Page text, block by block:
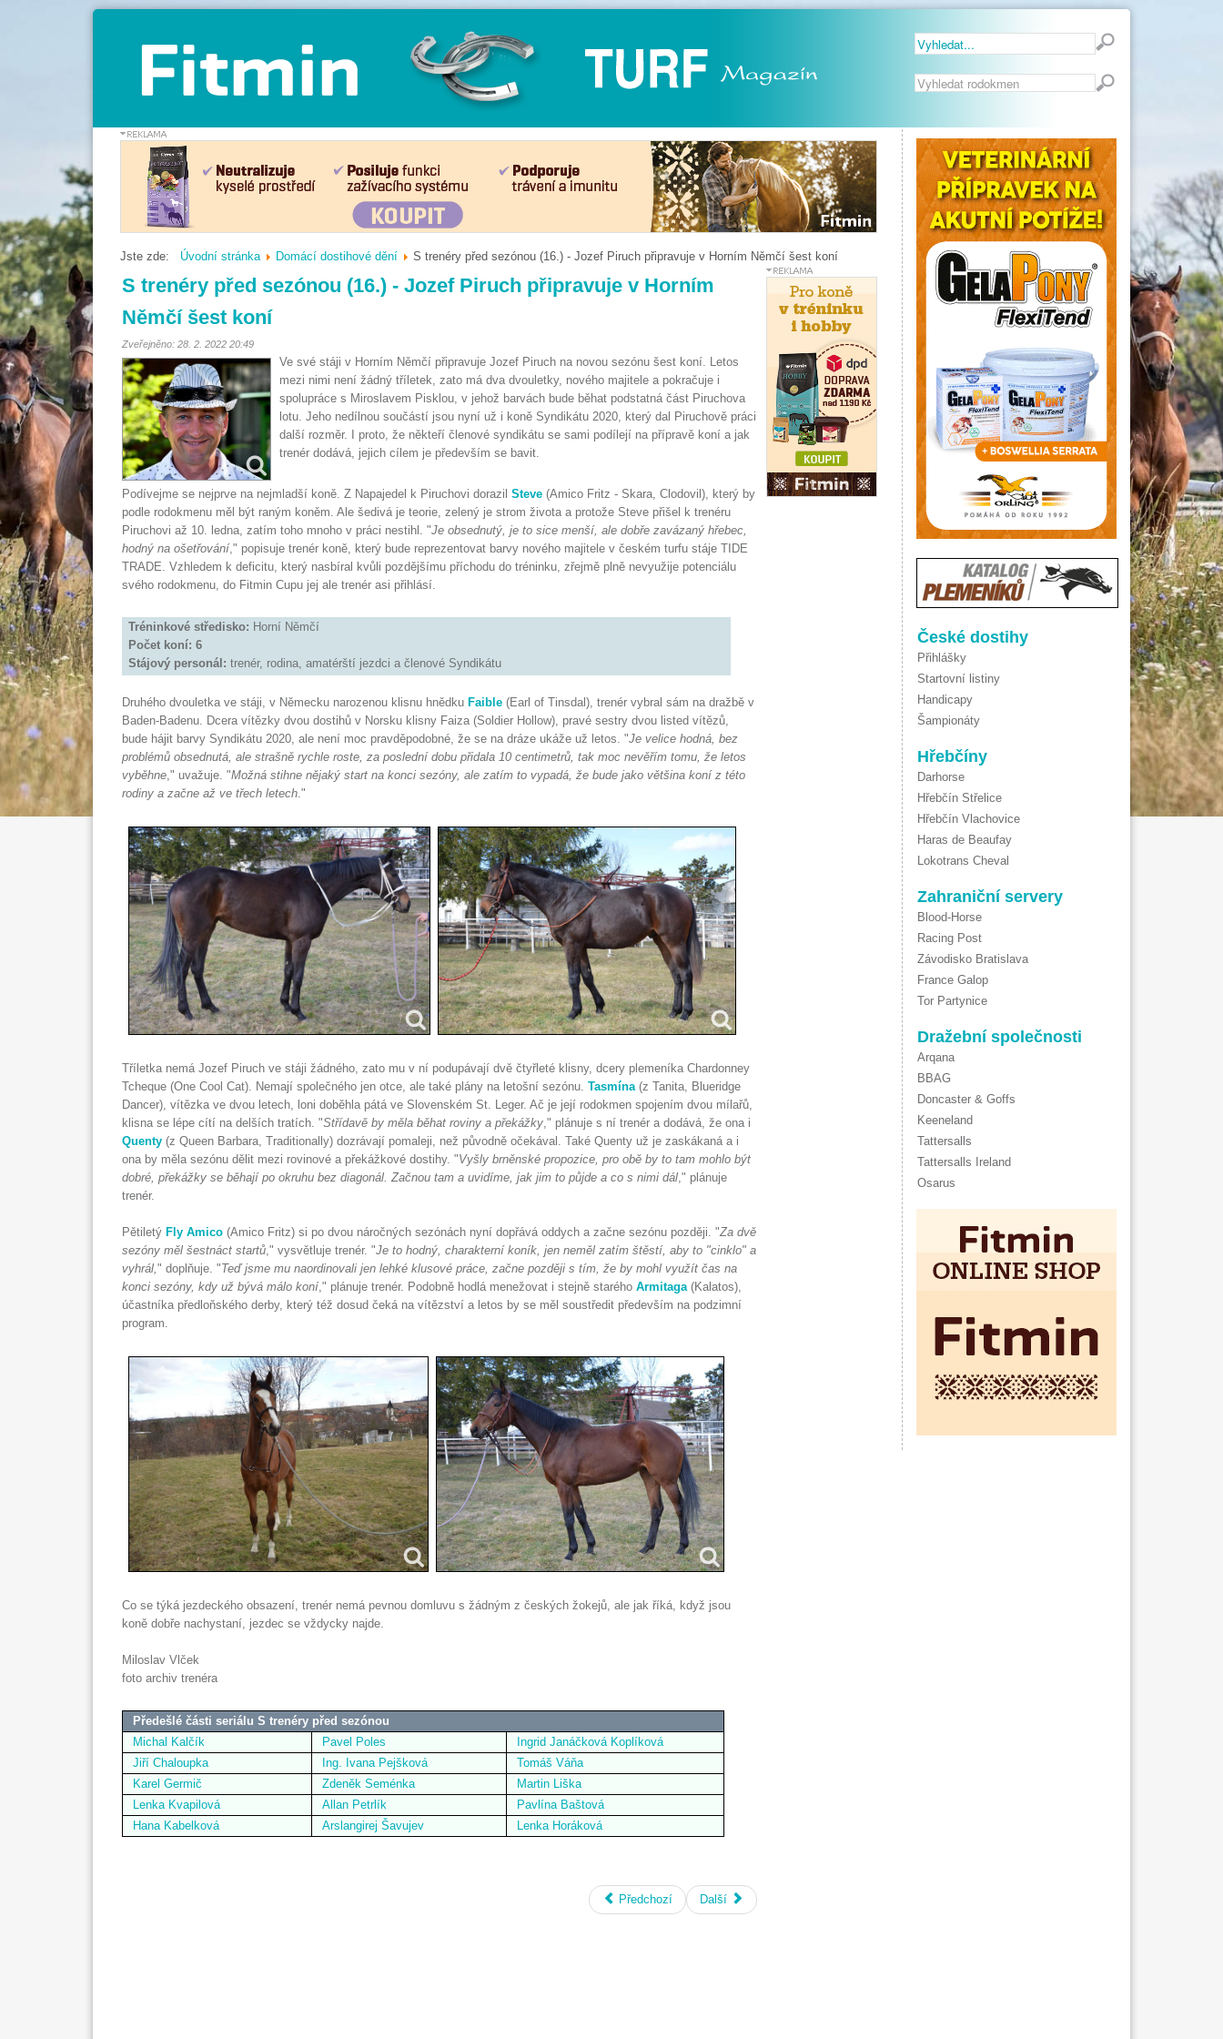
Vyhledávání...
České dostihy
Přihlášky
Startovní listiny
Handicapy
Šampionáty
Hřebčíny
Darhorse
Hřebčín Střelice
Hřebčín Vlachovice
Haras de Beaufay
Lokotrans Cheval
Zahraniční servery
Blood-Horse
Racing Post
Závodisko Bratislava
France Galop
Tor Partynice
Dražební společnosti
Arqana
BBAG
Doncaster & Goffs
Keeneland
Tattersalls
Tattersalls Ireland
Osarus
Jste zde: Úvodní stránka Domácí dostihové dění S trenéry před sezónou (16.) - Jozef Piruch připravuje v Horním Němčí šest koní
S trenéry před sezónou (16.) - Jozef Piruch připravuje v Horním
Němčí šest koní
Zveřejněno: 28. 2. 2022 20:49
Ve své stáji v Horním Němčí připravuje Jozef Piruch na novou sezónu šest koní. Letos
mezi nimi není žádný tříletek, zato má dva dvouletky, nového majitele a pokračuje i
spolupráce s Miroslavem Pisklou, v jehož barvách bude běhat podstatná část Piruchova
lotu. Jeho nedílnou součástí jsou nyní už i koně Syndikátu 2020, který dal Piruchově práci
další rozměr. I proto, že někteří členové syndikátu se sami podílejí na přípravě koní a jak
trenér dodává, jejich cílem je především se bavit.
Podívejme se nejprve na nejmladší koně. Z Napajedel k Piruchovi dorazil Steve (Amico Fritz - Skara, Clodovil), který by
podle rodokmenu měl být raným koněm. Ale šedivá je teorie, zelený je strom života a protože Steve přišel k trenéru
Piruchovi až 10. ledna, zatím toho mnoho v práci nestihl. "Je obsednutý, je to sice menší, ale dobře zavázaný hřebec,
hodný na ošetřování," popisuje trenér koně, který bude reprezentovat barvy nového majitele v českém turfu stáje TIDE
TRADE. Vzhledem k deficitu, který nasbíral kvůli pozdějšímu příchodu do tréninku, zřejmě plně nevyužije potenciálu
svého rodokmenu, do Fitmin Cupu jej ale trenér asi přihlásí.
Tréninkové středisko: Horní Němčí
Počet koní: 6
Stájový personál: trenér, rodina, amatérští jezdci a členové Syndikátu
Druhého dvouletka ve stáji, v Německu narozenou klisnu hnědku Faible (Earl of Tinsdal), trenér vybral sám na dražbě v
Baden-Badenu. Dcera vítězky dvou dostihů v Norsku klisny Faiza (Soldier Hollow), pravé sestry dvou listed vítězů,
bude hájit barvy Syndikátu 2020, ale není moc pravděpodobné, že se na dráze ukáže už letos. "Je velice hodná, bez
problémů obsednutá, ale strašně rychle roste, za poslední dobu přidala 10 centimetrů, tak moc nevěřím tomu, že letos
vyběhne," uvažuje. "Možná stihne nějaký start na konci sezóny, ale zatím to vypadá, že bude jako většina koní z této
rodiny a začne až ve třech letech."
Tříletka nemá Jozef Piruch ve stáji žádného, zato mu v ní podupávají dvě čtyřleté klisny, dcery plemeníka Chardonney
Tcheque (One Cool Cat). Nemají společného jen otce, ale také plány na letošní sezónu. Tasmína(z Tanita, Blueridge
Dancer), vítězka ve dvou letech, loni doběhla pátá ve Slovenském St. Leger. Ač je její rodokmen spojením dvou mílařů,
klisna se lépe cítí na delších tratích. "Střídavě by měla běhat roviny a překážky," plánuje s ní trenér a dodává, že ona i
Quenty (z Queen Barbara, Traditionally) dozrávají pomaleji, než původně očekával. Také Quenty už je zaskákaná a i
ona by měla sezónu dělit mezi rovinové a překážkové dostihy. "Vyšly brněnské propozice, pro obě by to tam mohlo být
dobré, překážky se běhají po okruhu bez diagonál. Začnou tam a uvidíme, jak jim to půjde a co s nimi dál," plánuje
trenér.
Pětiletý Fly Amico (Amico Fritz) si po dvou náročných sezónách nyní dopřává oddych a začne sezónu později. "Za dvě
sezóny měl šestnáct startů," vysvětluje trenér. "Je to hodný, charakterní koník, jen neměl zatím štěstí, aby to "cinklo" a
vyhrál," doplňuje. "Teď jsme mu naordinovali jen lehké klusové práce, začne později s tím, že by mohl využít čas na
konci sezóny, kdy už bývá málo koní," plánuje trenér. Podobně hodlá menežovat i stejně starého Armitaga(Kalatos),
účastníka předloňského derby, který též dosud čeká na vítězství a letos by se měl soustředit především na podzimní
program.
Co se týká jezdeckého obsazení, trenér nemá pevnou domluvu s žádným z českých žokejů, ale jak říká, když jsou
koně dobře nachystaní, jezdec se vždycky najde.
Miloslav Vlček
foto archiv trenéra
Předešlé části seriálu S trenéry před sezónou
Michal Kalčík
Pavel Poles
Ingrid Janáčková Koplíková
Jiří Chaloupka
Ing. Ivana Pejšková
Tomáš Váňa
Karel Germič
Zdeněk Seménka
Martin Liška
Lenka Kvapilová
Allan Petrlík
Pavlína Baštová
Hana Kabelková
Arslangirej Šavujev Lenka Horáková
Předchozí Další